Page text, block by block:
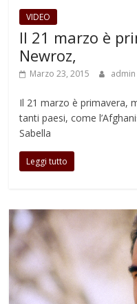
VIDEO
Il 21 marzo è
Newroz,
Marzo 23, 2015 admin
Il 21 marzo è primavera,
tanti paesi, come
Sabella
Leggi tutto